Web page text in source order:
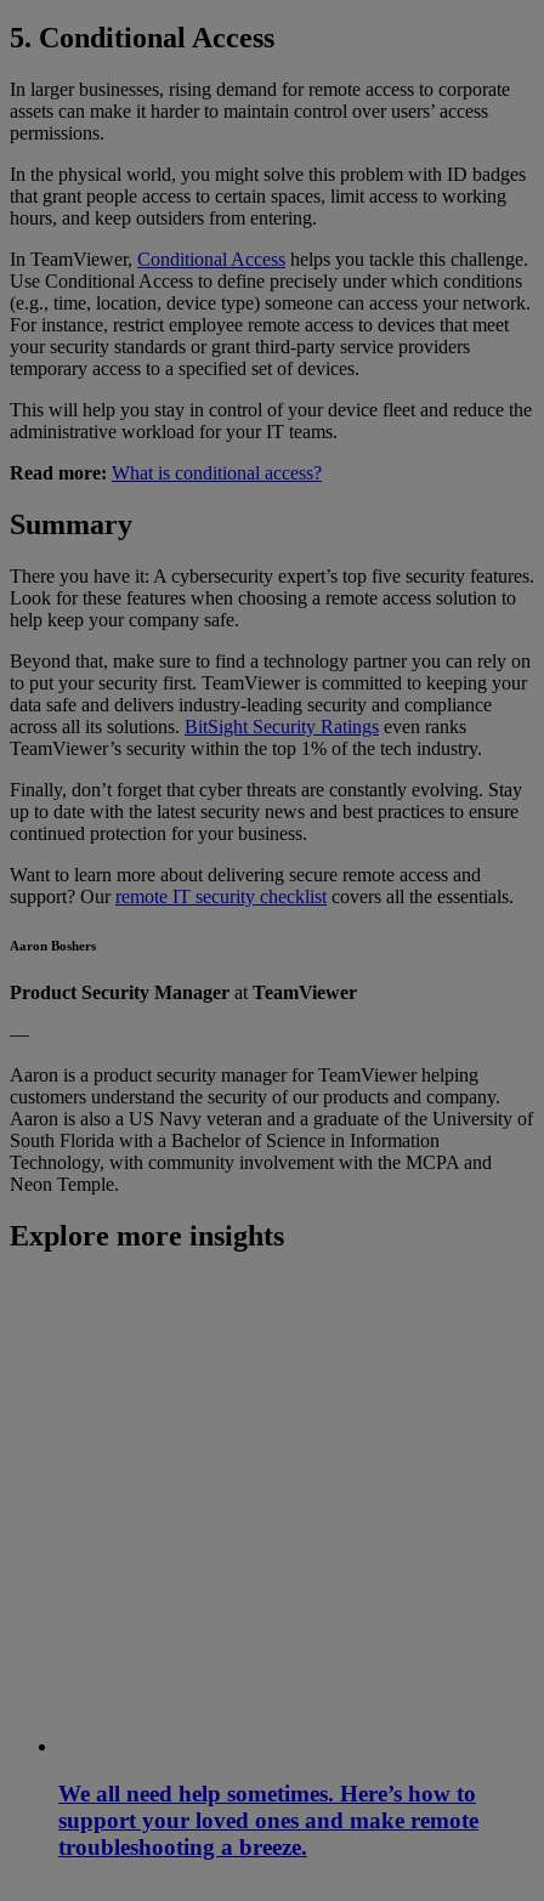
5. Conditional Access
In larger businesses, rising demand for remote access to corporate
assets can make it harder to maintain control over users’ access
permissions.
In the physical world, you might solve this problem with ID badges
that grant people access to certain spaces, limit access to working
hours, and keep outsiders from entering.
In TeamViewer, Conditional Access helps you tackle this challenge.
Use Conditional Access to define precisely under which conditions
(e.g., time, location, device type) someone can access your network.
For instance, restrict employee remote access to devices that meet
your security standards or grant third-party service providers
temporary access to a specified set of devices.
This will help you stay in control of your device fleet and reduce the
administrative workload for your IT teams.
Read more: What is conditional access?
Summary
There you have it: A cybersecurity expert’s top five security features.
Look for these features when choosing a remote access solution to
help keep your company safe.
Beyond that, make sure to find a technology partner you can rely on
to put your security first. TeamViewer is committed to keeping your
data safe and delivers industry-leading security and compliance
across all its solutions. BitSight Security Ratings even ranks
TeamViewer’s security within the top 1% of the tech industry.
Finally, don’t forget that cyber threats are constantly evolving. Stay
up to date with the latest security news and best practices to ensure
continued protection for your business.
Want to learn more about delivering secure remote access and
support? Ourremote IT security checklist covers all the essentials.
Aaron Boshers
Product Security Manager atTeamViewer
—
Aaron is a product security manager for TeamViewer helping
customers understand the security of our products and company.
Aaron is also a US Navy veteran and a graduate of the University of
South Florida with a Bachelor of Science in Information
Technology, with community involvement with the MCPA and
Neon Temple.
Explore more insights
We all need help sometimes. Here’s how to
support your loved ones and make remote
troubleshooting a breeze.